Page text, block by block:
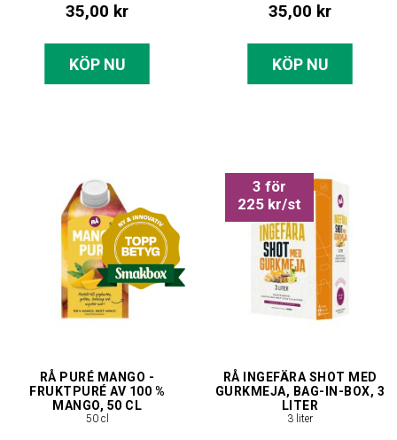
35,00 kr
KÖP NU
35,00 kr
KÖP NU
RÅ PURÉ MANGO -
FRUKTPURÉ AV 100 %
MANGO, 50 CL
50 cl
3 för
225 kr/st
RÅ INGEFÄRA SHOT MED
GURKMEJA, BAG-IN-BOX, 3
LITER
3 liter